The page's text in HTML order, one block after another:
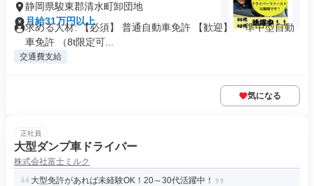
静岡県駿東郡清水町卸団地
月給31万円以上
求める人材: 【必須】 普通自動車免許 【歓迎】 ・準中型自動
車免許 （8t限定可...
交通費支給
気になる
正社員
大型ダンプ車ドライバー
株式会社富士ミルク
大型免許があれば未経験OK！20～30代活躍中！